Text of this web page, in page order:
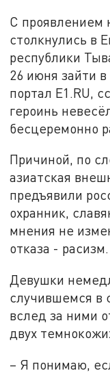
С проявлением
столкнулись в
республики
26 июня зайти
портал E1.RU,
героинь
бесцеремонно
Причиной, по
азиатская
предъявили
охранник,
мнения не
отказа - расизм.
Девушки
случившемся в
вслед за ними
двух
– Я понимаю,